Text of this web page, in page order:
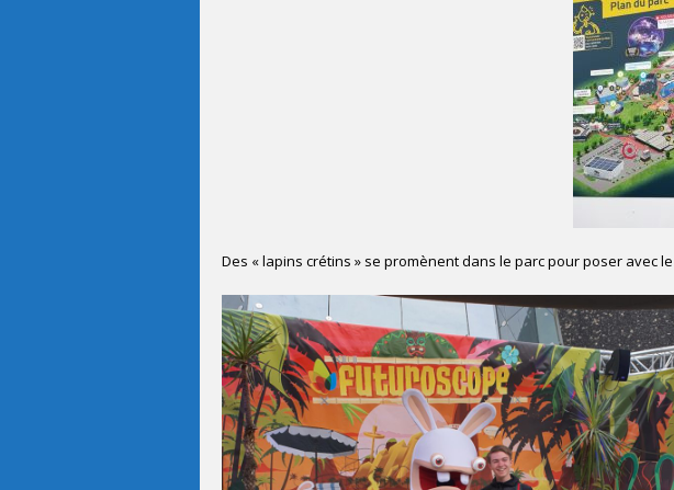
Des « lapins crétins » se promènent dans le parc pour poser avec